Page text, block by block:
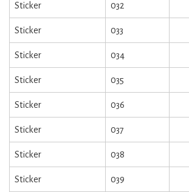
Sticker 032
Sticker 033
Sticker 034
Sticker 035
Sticker 036
Sticker 037
Sticker 038
Sticker 039